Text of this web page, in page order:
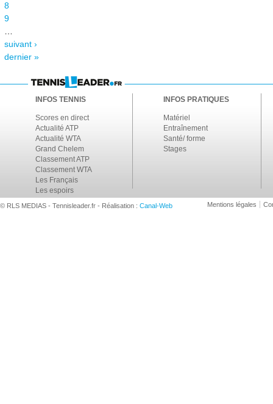
8
9
suivant ›
dernier »
INFOS TENNIS
Scores en direct
Actualité ATP
Actualité WTA
Grand Chelem
Classement ATP
Classement WTA
Les Français
Les espoirs
INFOS PRATIQUES
Matériel
Entraînement
Santé/ forme
Stages
© RLS MEDIAS - Tennisleader.fr - Réalisation : Canal-Web Mentions légales